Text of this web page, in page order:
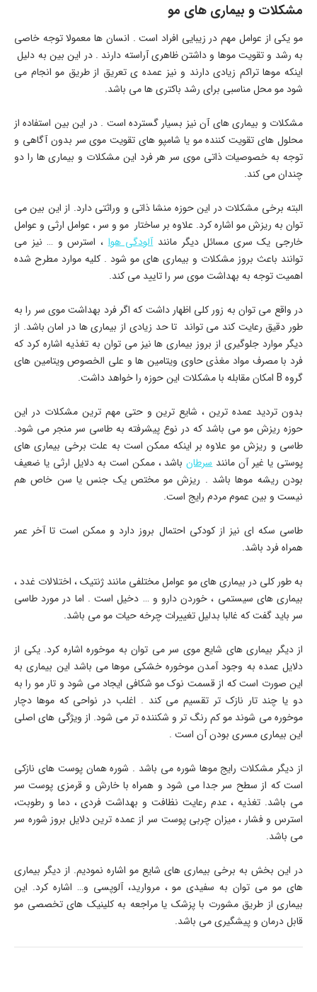
مشکلات و بیماری های مو
مو یکی از عوامل مهم در زیبایی افراد است . انسان ها معمولا توجه خاصی
به رشد و تقویت موها و داشتن ظاهری آراسته دارند . در این بین به دلیل
اینکه موها تراکم زیادی دارند و نیز عمده ی تعریق از طریق مو انجام می
شود مو محل مناسبی برای رشد باکتری ها می باشد.
مشکلات و بیماری های آن نیز بسیار گسترده است . در این بین استفاده از
محلول های تقویت کننده مو یا شامپو های تقویت موی سر بدون آگاهی و
توجه به خصوصیات ذاتی موی سر هر فرد این مشکلات و بیماری ها را دو
چندان می کند.
البته برخی مشکلات در این حوزه منشا ذاتی و وراثتی دارد. از این بین می
توان به ریزش مو اشاره کرد. علاوه بر ساختار مو و سر ، عوامل ارثی و عوامل
خارجی یک سری مسائل دیگر مانندآلودگی هوا، استرس و … نیز می
توانند باعث بروز مشکلات و بیماری های مو شود . کلیه موارد مطرح شده
اهمیت توجه به بهداشت موی سر را تایید می کند.
در واقع می توان به زور کلی اظهار داشت که اگر فرد بهداشت موی سر را به
طور دقیق رعایت کند می تواند تا حد زیادی از بیماری ها در امان باشد. از
دیگر موارد جلوگیری از بروز بیماری ها نیز می توان به تغذیه اشاره کرد که
فرد با مصرف مواد مغذی حاوی ویتامین ها و علی الخصوص ویتامین های
گروه B امکان مقابله با مشکلات این حوزه را خواهد داشت.
بدون تردید عمده ترین ، شایع ترین و حتی مهم ترین مشکلات در این
حوزه ریزش مو می باشد که در نوع پیشرفته به طاسی سر منجر می شود.
طاسی و ریزش مو علاوه بر اینکه ممکن است به علت برخی بیماری های
پوستی یا غیر آن مانندسرطانباشد ، ممکن است به دلایل ارثی یا ضعیف
بودن ریشه موها باشد . ریزش مو مختص یک جنس یا سن خاص هم
نیست و بین عموم مردم رایج است.
طاسی سکه ای نیز از کودکی احتمال بروز دارد و ممکن است تا آخر عمر
همراه فرد باشد.
به طور کلی در بیماری های مو عوامل مختلفی مانند ژنتیک ، اختلالات غدد ،
بیماری های سیستمی ، خوردن دارو و … دخیل است . اما در مورد طاسی
سر باید گفت که غالبا بدلیل تغییرات چرخه حیات مو می باشد.
از دیگر بیماری های شایع موی سر می توان به موخوره اشاره کرد. یکی از
دلایل عمده به وجود آمدن موخوره خشکی موها می باشد این بیماری به
این صورت است که از قسمت نوک مو شکافی ایجاد می شود و تار مو را به
دو یا چند تار نازک تر تقسیم می کند . اغلب در نواحی که موها دچار
موخوره می شوند مو کم رنگ تر و شکننده تر می شود. از ویژگی های اصلی
این بیماری مسری بودن آن است .
از دیگر مشکلات رایج موها شوره می باشد . شوره همان پوست های نازکی
است که از سطح سر جدا می شود و همراه با خارش و قرمزی پوست سر
می باشد. تغذیه ، عدم رعایت نظافت و بهداشت فردی ، دما و رطوبت،
استرس و فشار ، میزان چربی پوست سر از عمده ترین دلایل بروز شوره سر
می باشد.
در این بخش به برخی بیماری های شایع مو اشاره نمودیم. از دیگر بیماری
های مو می توان به سفیدی مو ، مروارید، آلوپسی و… اشاره کرد. این
بیماری از طریق مشورت با پزشک یا مراجعه به کلینیک های تخصصی مو
قابل درمان و پیشگیری می باشد.